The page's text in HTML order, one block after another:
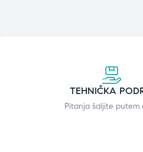
TEHNIČKA
Pitanja šaljite putem